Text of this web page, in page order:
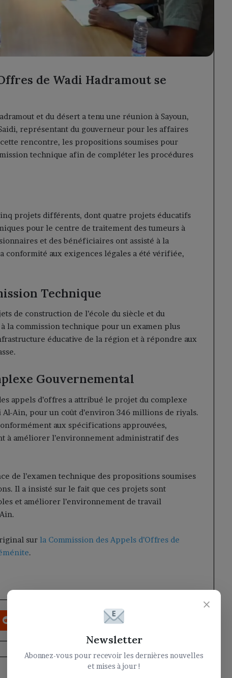
de Wadi Hadramout se
et du désert a tenu une réunion à Sayoun,
représentant du gouverneur pour les affaires
rencontre, les propositions soumises pour
technique afin de compléter les procédures
projets différents, dont quatre projets éducatifs
pour le centre de traitement des tumeurs à
et des bénéficiaires ont assisté à la
conformité aux exigences légales a été vérifiée,
Technique
de construction de l’école du siècle et du
la commission technique pour un examen plus
éducative de la région et à répondre aux
Gouvernemental
appels d’offres a attribué le projet du complexe
Ain, pour un coût d’environ 346 millions de riyals.
aux spécifications approuvées,
à améliorer l’environnement administratif des
de l’examen technique des propositions soumises
Il a insisté sur le fait que ces projets sont
et améliorer l’environnement de travail
sur la Commission des Appels d’Offres de
.
Odnoklassniki
Pocket Partager par email ×
Newsletter
Abonnez-vous pour recevoir les dernières nouvelles
et mises à jour !